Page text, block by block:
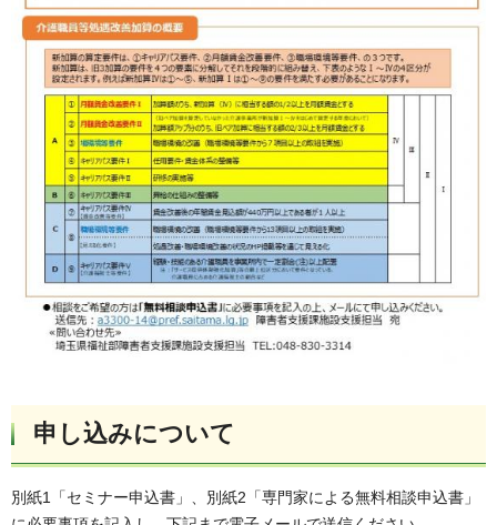
申し込みについて
別紙1「セミナー申込書」、別紙2「専門家による無料相談申込書」